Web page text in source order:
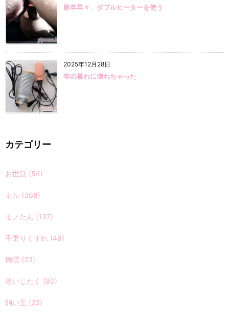
新年早々、ダブルヒーターを使う
2025年12月28日
年の暮れに壊れちゃった
カテゴリー
お世話 (54)
ネル (368)
モノたん (137)
手乗りくずれ (49)
病院 (23)
老いじたく (90)
飼い主 (23)